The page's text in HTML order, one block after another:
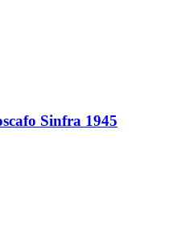
Sinfra 1945